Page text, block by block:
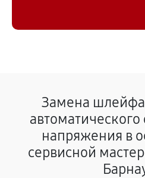
Замена
автоматического
напряжения в
сервисной